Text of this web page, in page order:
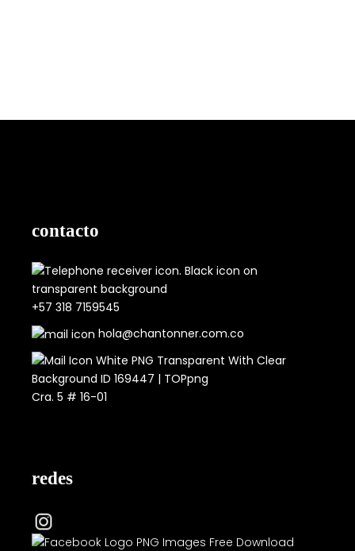
contacto
+57 318 7159545
hola@chantonner.com.co
Cra. 5 # 16-01
redes